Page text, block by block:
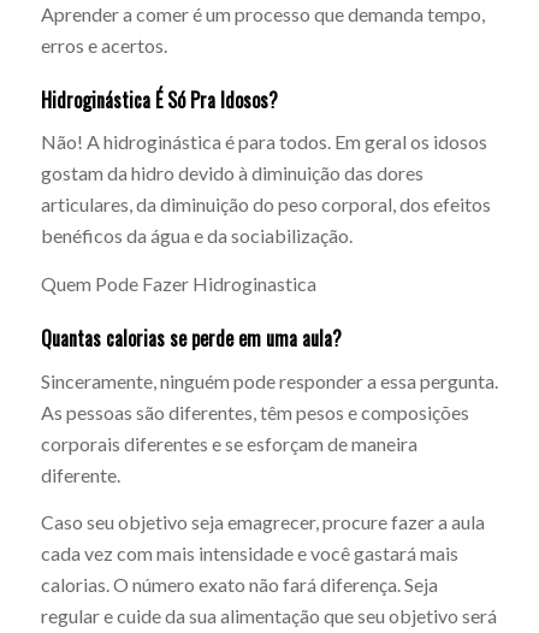
Aprender a comer é um processo que demanda tempo,
erros e acertos.
Hidroginástica É Só Pra Idosos?
Não! A hidroginástica é para todos. Em geral os idosos
gostam da hidro devido à diminuição das dores
articulares, da diminuição do peso corporal, dos efeitos
benéficos da água e da sociabilização.
Quem Pode Fazer Hidroginastica
Quantas calorias se perde em uma aula?
Sinceramente, ninguém pode responder a essa pergunta.
As pessoas são diferentes, têm pesos e composições
corporais diferentes e se esforçam de maneira
diferente.
Caso seu objetivo seja emagrecer, procure fazer a aula
cada vez com mais intensidade e você gastará mais
calorias. O número exato não fará diferença. Seja
regular e cuide da sua alimentação que seu objetivo será